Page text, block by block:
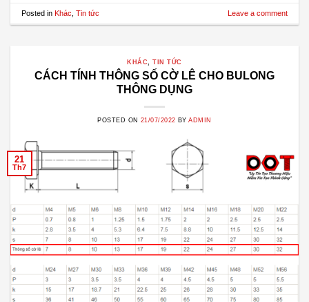
Posted in Khác Tin tức Leave a comment
KHÁC ,TIN TỨC
CÁCH TÍNH THÔNG SỐ CỜ LÊ CHO BULONG
THÔNG DỤNG
POSTED ON 21/07/2022 BYADMIN
21
Th7